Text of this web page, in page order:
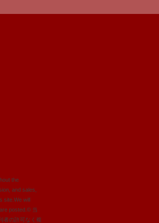
the
and sales,
site. We will
posted. © 当
者の許可なく複